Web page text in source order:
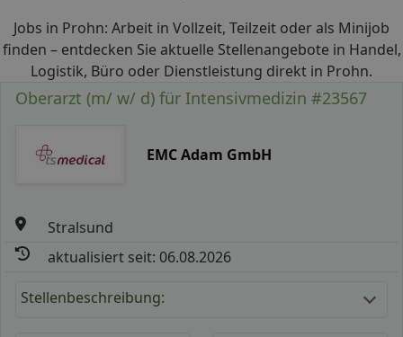
Jobs in Prohn: Arbeit in Vollzeit, Teilzeit oder als Minijob
finden – entdecken Sie aktuelle Stellenangebote in Handel,
Logistik, Büro oder Dienstleistung direkt in Prohn.
Oberarzt (m/ w/ d) für Intensivmedizin #23567
EMC Adam GmbH
Stralsund
aktualisiert seit: 06.08.2026
Stellenbeschreibung: